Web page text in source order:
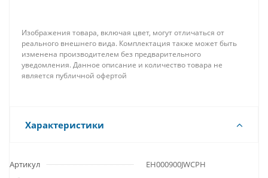
Изображения товара, включая цвет, могут отличаться от
реального внешнего вида. Комплектация также может быть
изменена производителем без предварительного
уведомления. Данное описание и количество товара не
является публичной офертой
Характеристики
Артикул
EH000900JWCPH